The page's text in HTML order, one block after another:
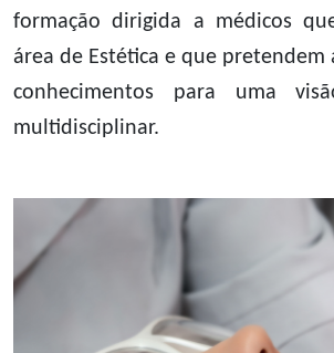
formação dirigida a médicos
área de Estética e que pretendem
conhecimentos para uma
multidisciplinar.